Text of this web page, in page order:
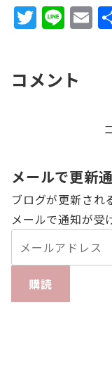
T
w
te
Li
n
E
コメント
メールで更新
ブログが更新され
メールで通知が受
購読